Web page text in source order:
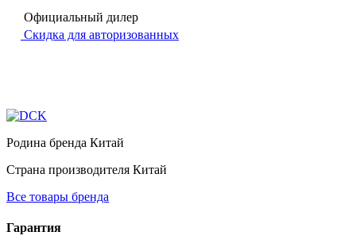
Официальный дилер
Скидка для авторизованных
Родина бренда Китай
Страна производителя Китай
Все товары бренда
Гарантия